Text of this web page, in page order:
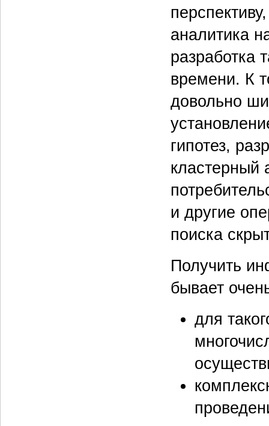
аналитика
разработка
времени. К
довольно
гипотез,
кластерный
и другие
поиска
Получить
бывает
для